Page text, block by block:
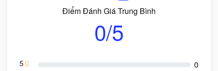
Điểm Đánh Giá Trung Bình
0/5
5 0